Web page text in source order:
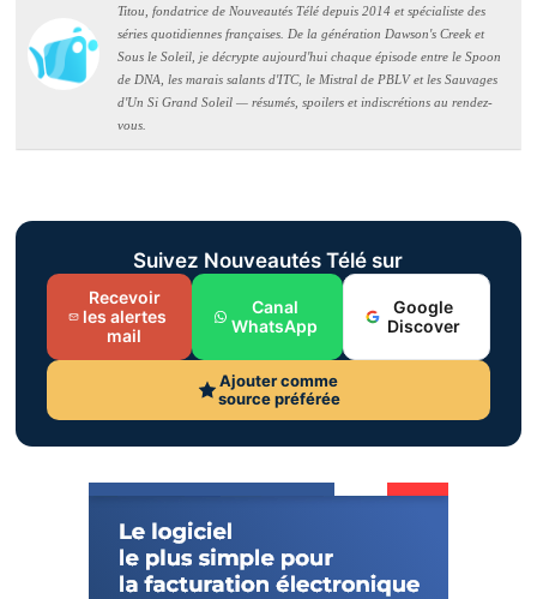
Titou, fondatrice de Nouveautés Télé depuis 2014 et spécialiste des
séries quotidiennes françaises. De la génération Dawson's Creek et
Sous le Soleil, je décrypte aujourd'hui chaque épisode entre le Spoon
de DNA, les marais salants d'ITC, le Mistral de PBLV et les Sauvages
d'Un Si Grand Soleil — résumés, spoilers et indiscrétions au rendez-
vous.
Suivez Nouveautés Télé sur
Recevoir
les alertes
mail
Canal
WhatsApp
Google
Discover
Ajouter comme
source préférée